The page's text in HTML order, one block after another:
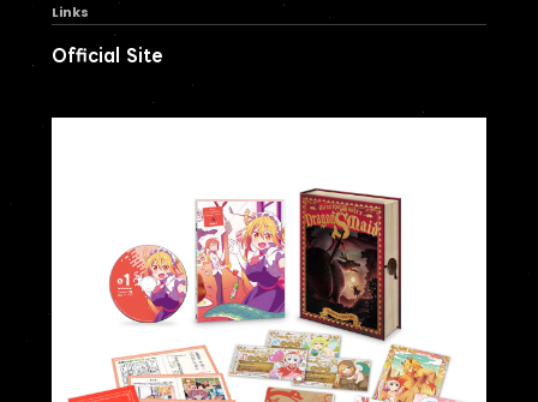
Links
Official Site